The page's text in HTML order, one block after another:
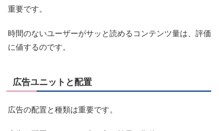
重要です。
時間のないユーザーがサッと読めるコンテンツ量は、評価
に値するのです。
広告ユニットと配置
広告の配置と種類は重要です。